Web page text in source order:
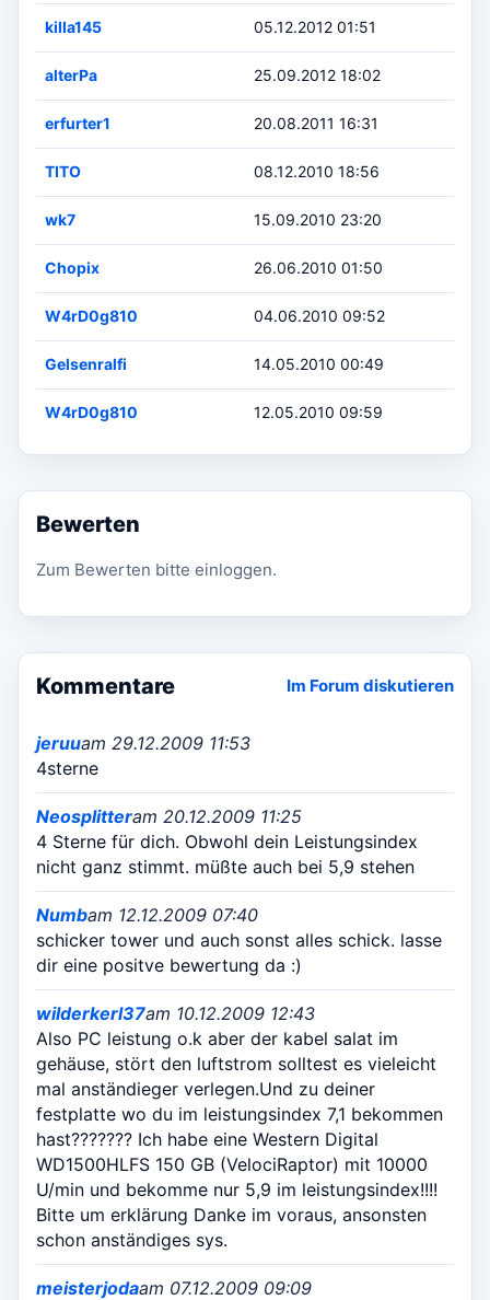
killa145 05.12.2012 01:51
alterPa 25.09.2012 18:02
erfurter1 20.08.2011 16:31
TITO 08.12.2010 18:56
wk7 15.09.2010 23:20
Chopix 26.06.2010 01:50
W4rD0g810 04.06.2010 09:52
Gelsenralfi 14.05.2010 00:49
W4rD0g810 12.05.2010 09:59
Bewerten
Zum Bewerten bitte einloggen.
Kommentare Im Forum diskutieren
jeruuam 29.12.2009 11:53
4sterne
Neosplitteram 20.12.2009 11:25
4 Sterne für dich. Obwohl dein Leistungsindex
nicht ganz stimmt. müßte auch bei 5,9 stehen
Numbam 12.12.2009 07:40
schicker tower und auch sonst alles schick. lasse
dir eine positve bewertung da :)
wilderkerl37am 10.12.2009 12:43
Also PC leistung o.k aber der kabel salat im
gehäuse, stört den luftstrom solltest es vieleicht
mal anständieger verlegen.Und zu deiner
festplatte wo du im leistungsindex 7,1 bekommen
hast??????? Ich habe eine Western Digital
WD1500HLFS 150 GB (VelociRaptor) mit 10000
U/min und bekomme nur 5,9 im leistungsindex!!!!
Bitte um erklärung Danke im voraus, ansonsten
schon anständiges sys.
meisterjodaam 07.12.2009 09:09